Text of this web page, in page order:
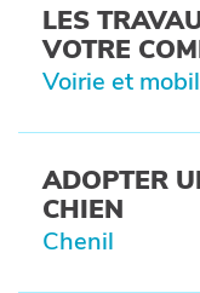
LES
VOTRE
Voirie et
ADOPTER
CHIEN
Chenil